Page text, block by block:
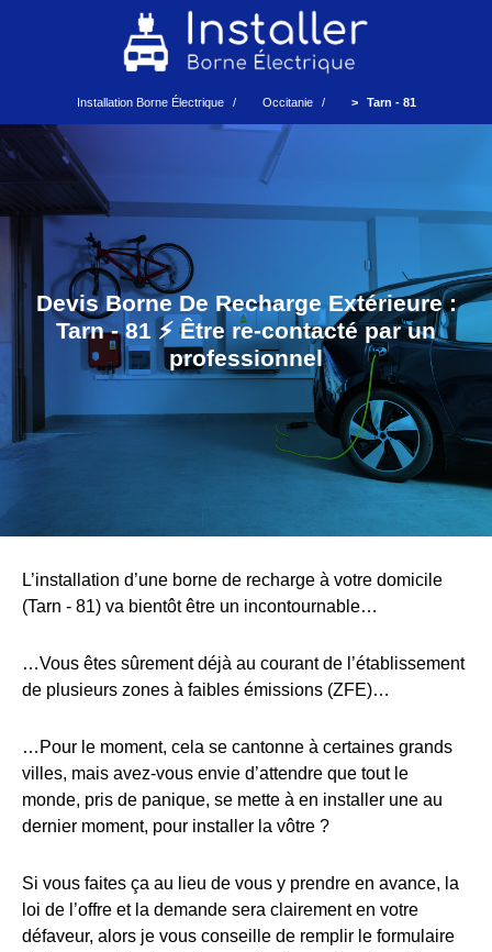
Installation Borne Électrique Occitanie Tarn - 81
Devis Borne De Recharge Extérieure :
Tarn - 81 ⚡️ Être re-contacté par un
professionnel
L’installation d’une borne de recharge à votre domicile
(Tarn - 81) va bientôt être un incontournable…
…Vous êtes sûrement déjà au courant de l’établissement
de plusieurs zones à faibles émissions (ZFE)…
…Pour le moment, cela se cantonne à certaines grands
villes, mais avez-vous envie d’attendre que tout le
monde, pris de panique, se mette à en installer une au
dernier moment, pour installer la vôtre ?
Si vous faites ça au lieu de vous y prendre en avance, la
loi de l’offre et la demande sera clairement en votre
défaveur, alors je vous conseille de remplir le formulaire